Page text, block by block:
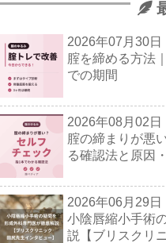
2026年07月30日
腟を締める方法
での期間
2026年08月02日
腟の締まりが悪
る確認法と原因
2026年06月29日
小陰唇縮小手術
説【ブリスクリ